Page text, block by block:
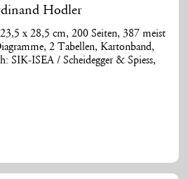
Hodler
x 28,5 cm, 200 Seiten, 387 meist
2 Tabellen, Kartonband,
SIK-ISEA / Scheidegger & Spiess,